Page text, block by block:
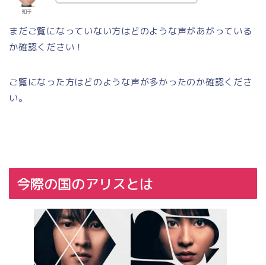
知子
まだご覧になっていない方はどのような声があがっている
か確認ください！
ご覧になった方はどのような声が多かったのか確認くださ
い。
今際の国のアリスとは